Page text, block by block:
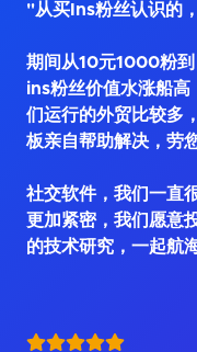
"从买Ins粉丝认识的
期间从10元1000粉
ins粉丝价值水涨船高
们运行的外贸比较多
板亲自帮助解决，劳
社交软件，我们一直
更加紧密，我们愿意
的技术研究，一起航